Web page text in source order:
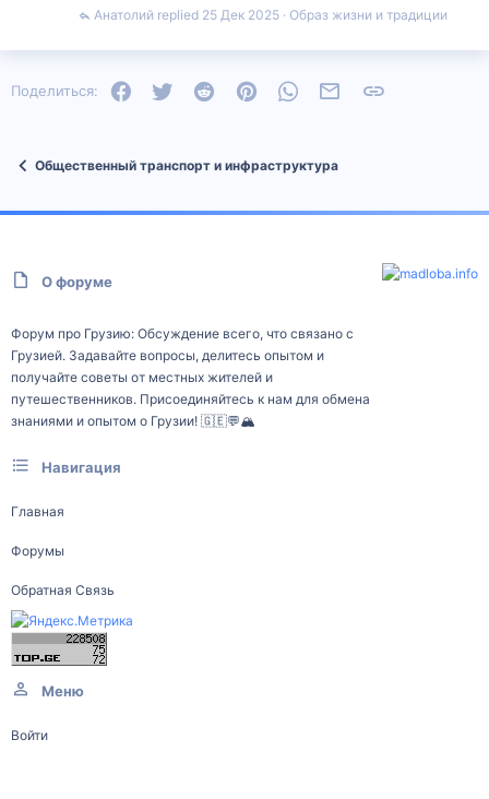
Образ жизни и традиции
25 Дек 2025
Анатолий
Поделиться: FacebookTwitter Reddit PinterestWhatsAppЭлектронная почта
Общественный транспорт и инфраструктура
О форуме
Форум про Грузию: Обсуждение всего, что связано с
Грузией. Задавайте вопросы, делитесь опытом и
получайте советы от местных жителей и
путешественников. Присоединяйтесь к нам для обмена
знаниями и опытом о Грузии! 🇬🇪💬🏔️
Навигация
Главная
Форумы
Обратная Связь
Меню
Войти